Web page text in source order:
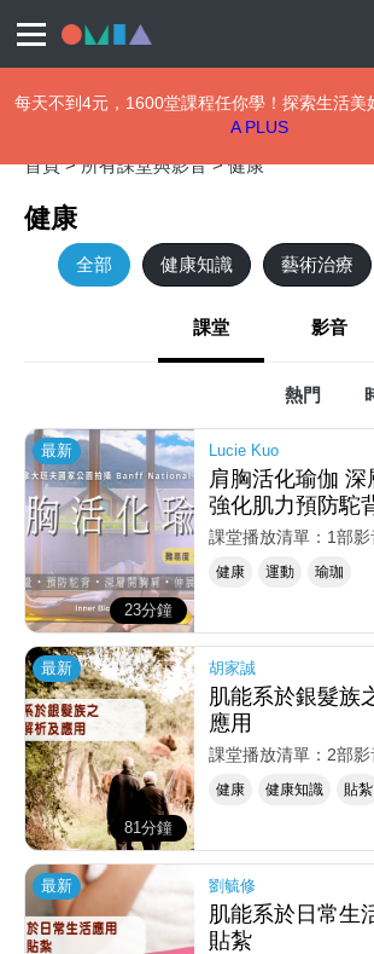
每天不到4元，1600堂課程任你學！探索生活美
A PLUS
首頁 >所有課堂與影音 >健康
健康
全部 健康知識 藝術治療
課堂 影音
熱門
最新
23分鐘
Lucie Kuo
肩胸活化瑜伽
強化肌力預防駝
課堂播放清單：1部影
健康 運動 瑜珈
最新
81分鐘
胡家誠
肌能系於銀髮族
應用
課堂播放清單：2部影
健康 健康知識 貼紮
最新 劉毓修
肌能系於日常生
貼紮